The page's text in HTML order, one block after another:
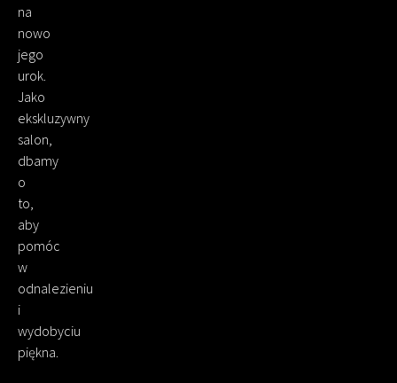
na
nowo
jego
urok.
Jako
ekskluzywny
salon,
dbamy
o
to,
aby
pomóc
w
odnalezieniu
i
wydobyciu
piękna.